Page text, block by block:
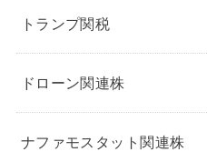
トランプ関税
ドローン関連株
ナファモスタット関連株